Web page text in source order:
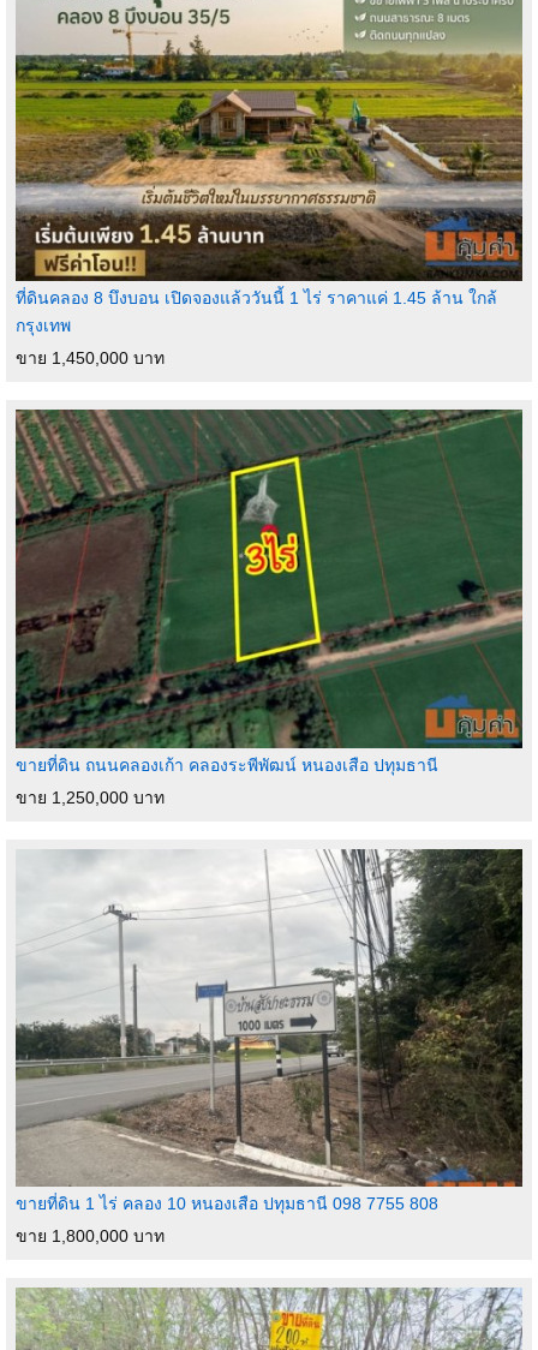
ที่ดินคลอง 8 บึงบอน เปิดจองแล้ววันนี้ 1 ไร่ ราคาแค่ 1.45 ล้าน ใกล้
กรุงเทพ
ขาย 1,450,000 บาท
ขายที่ดิน ถนนคลองเก้า คลองระพีพัฒน์ หนองเสือ ปทุมธานี
ขาย 1,250,000 บาท
ขายที่ดิน 1 ไร่ คลอง 10 หนองเสือ ปทุมธานี 098 7755 808
ขาย 1,800,000 บาท